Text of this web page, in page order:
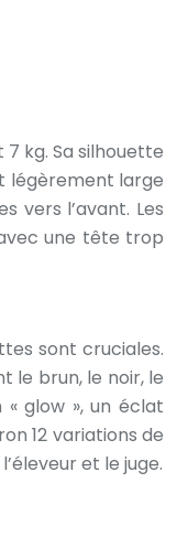
kg. Sa silhouette
légèrement large
vers l’avant. Les
une tête trop
sont cruciales.
le brun, le noir, le
glow », un éclat
12 variations de
et le juge.